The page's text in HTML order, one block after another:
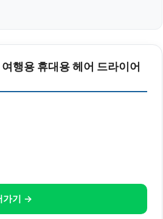
행용 휴대용 헤어 드라이어
가기 →